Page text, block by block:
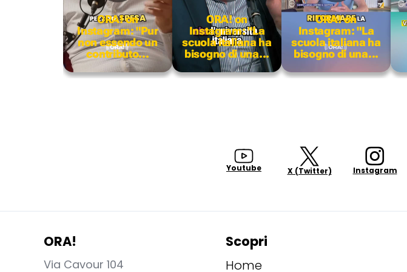
ORA! on
Instagram: "Pur
non essendo un
contributo...
ORA! on
Instagram: "La
scuola italiana ha
bisogno di una...
ORA! on
Instagram: "La
scuola italiana ha
bisogno di una...
Youtube X (Twitter) Instagram
ORA!
Via Cavour 104
Scopri
Home